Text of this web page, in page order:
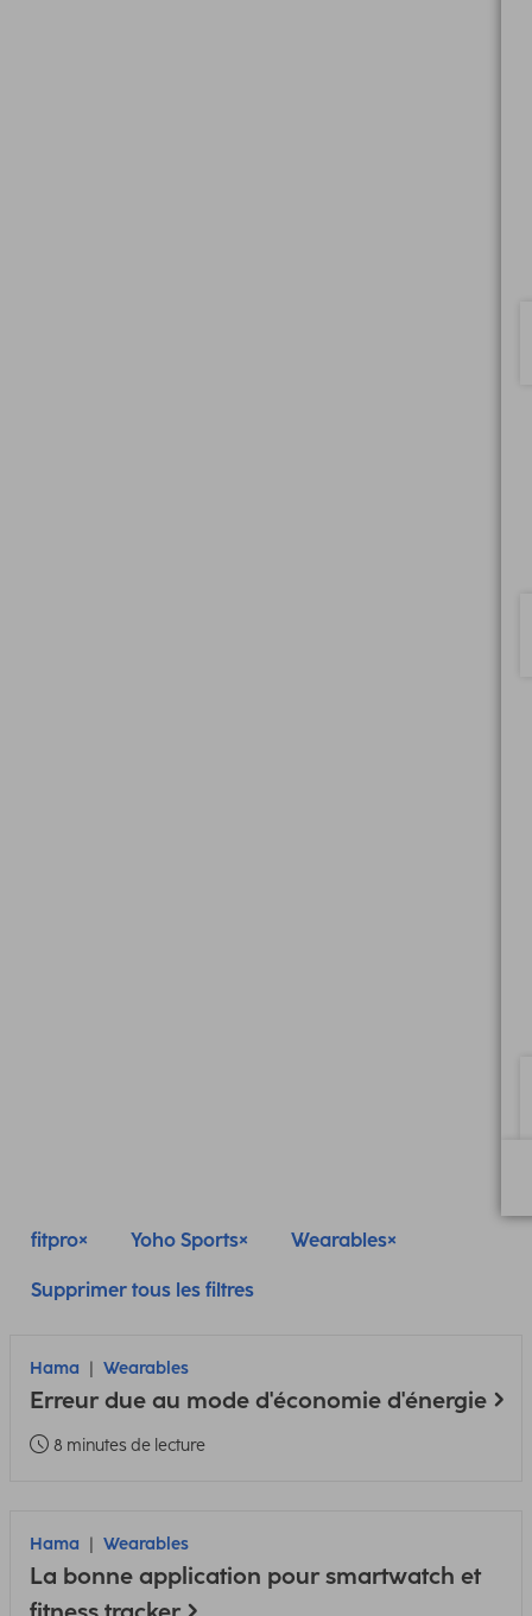
fitpro Yoho Sports Wearables
Supprimer tous les filtres
Hama Wearables
Erreur due au mode d'économie d'énergie
8 minutes de lecture
Hama Wearables
La bonne application pour smartwatch et